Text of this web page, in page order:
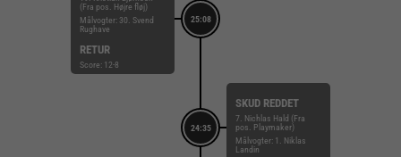
25:08
(Fra pos. Højre fløj)
Målvogter: 30. Svend
Rughave
RETUR
Score: 12-8
24:35
SKUD REDDET
7. Nichlas Hald (Fra
pos. Playmaker)
Målvogter: 1. Niklas
Landin